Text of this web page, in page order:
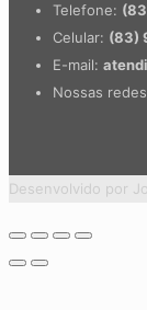
Telefone:
Celular: (83)
E-mail:
Nossas
Desenvolvido por